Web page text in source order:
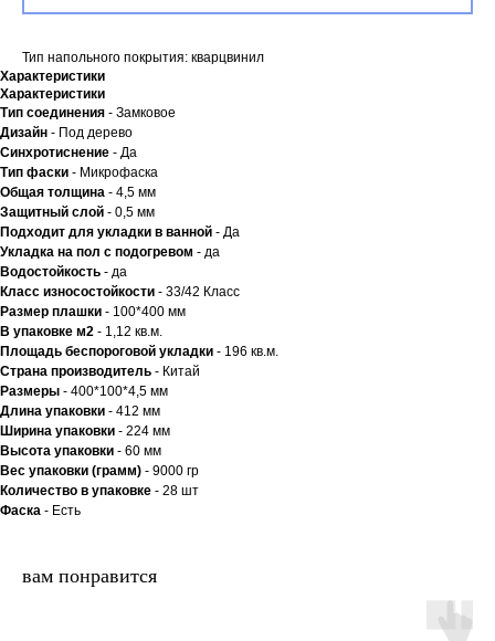
Тип напольного покрытия: кварцвинил
Характеристики
Характеристики
Тип соединения - Замковое
Дизайн - Под дерево
Синхротиснение - Да
Тип фаски - Микрофаска
Общая толщина - 4,5 мм
Защитный слой - 0,5 мм
Подходит для укладки в ванной - Да
Укладка на пол c подогревом - да
Водостойкость - да
Класс износостойкости - 33/42 Класс
Размер плашки - 100*400 мм
В упаковке м2 - 1,12 кв.м.
Площадь беспороговой укладки - 196 кв.м.
Страна производитель - Китай
Размеры - 400*100*4,5 мм
Длина упаковки - 412 мм
Ширина упаковки - 224 мм
Высота упаковки - 60 мм
Вес упаковки (грамм) - 9000 гр
Количество в упаковке - 28 шт
Фаска - Есть
вам понравится